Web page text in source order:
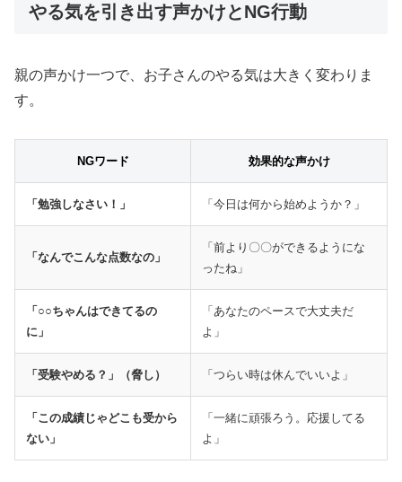
やる気を引き出す声かけとNG行動
親の声かけ一つで、お子さんのやる気は大きく変わりま
す。
NGワード 効果的な声かけ
「勉強しなさい！」 「今日は何から始めようか？」
「なんでこんな点数なの」
「前より〇〇ができるようにな
ったね」
「○○ちゃんはできてるの
に」
「あなたのペースで大丈夫だ
よ」
「受験やめる？」（脅し） 「つらい時は休んでいいよ」
「この成績じゃどこも受から
ない」
「一緒に頑張ろう。応援してる
よ」